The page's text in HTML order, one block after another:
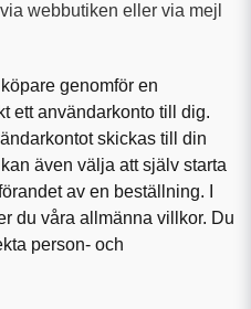
webbutiken eller via mejl
genomför en
ett användarkonto till dig.
skickas till din
även välja att själv starta
av en beställning. I
du våra allmänna villkor. Du
person- och